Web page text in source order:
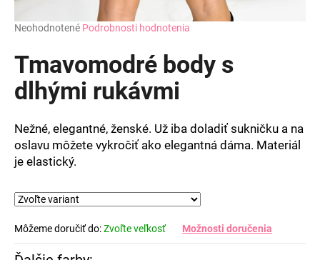
Priemerné
produktu
0,0
z
hviezdičiek.
Neohodnotené Podrobnosti hodnotenia
Tmavomodré body s
dlhými rukávmi
Nežné, elegantné, ženské. Už iba doladiť sukničku a na
oslavu môžete vykročiť ako elegantná dáma. Materiál
je elastický.
Môžeme doručiť do:Zvoľte veľkosť Možnosti doručenia